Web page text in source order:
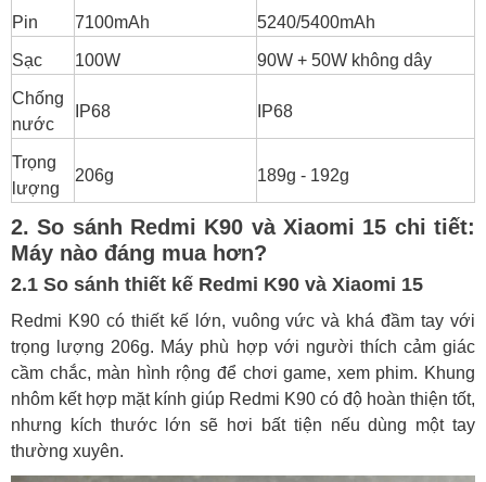
Pin 7100mAh 5240/5400mAh
Sạc 100W 90W + 50W không dây
Chống
nước
IP68 IP68
Trọng
lượng
206g 189g - 192g
2. So sánh Redmi K90 và Xiaomi 15 chi tiết:
Máy nào đáng mua hơn?
2.1 So sánh thiết kế Redmi K90 và Xiaomi 15
Redmi K90 có thiết kế lớn, vuông vức và khá đầm tay với
trọng lượng 206g. Máy phù hợp với người thích cảm giác
cầm chắc, màn hình rộng để chơi game, xem phim. Khung
nhôm kết hợp mặt kính giúp Redmi K90 có độ hoàn thiện tốt,
nhưng kích thước lớn sẽ hơi bất tiện nếu dùng một tay
thường xuyên.